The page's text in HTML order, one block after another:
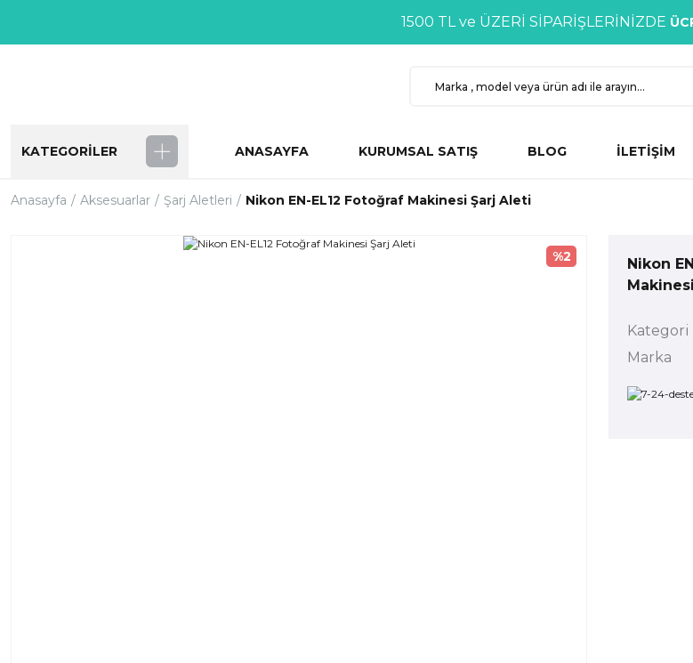
1500 TL ve ÜZERİ SİPARİŞLERİNİZDE
KATEGORİLER ANASAYFA KURUMSAL SATIŞ BLOG İLETİŞİM
Anasayfa Aksesuarlar Şarj Aletleri Nikon EN-EL12 Fotoğraf Makinesi Şarj Aleti
%2
Nikon
Kategori
Marka